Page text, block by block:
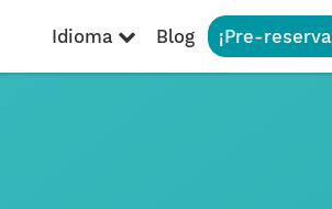
Idioma Blog ¡Pre-